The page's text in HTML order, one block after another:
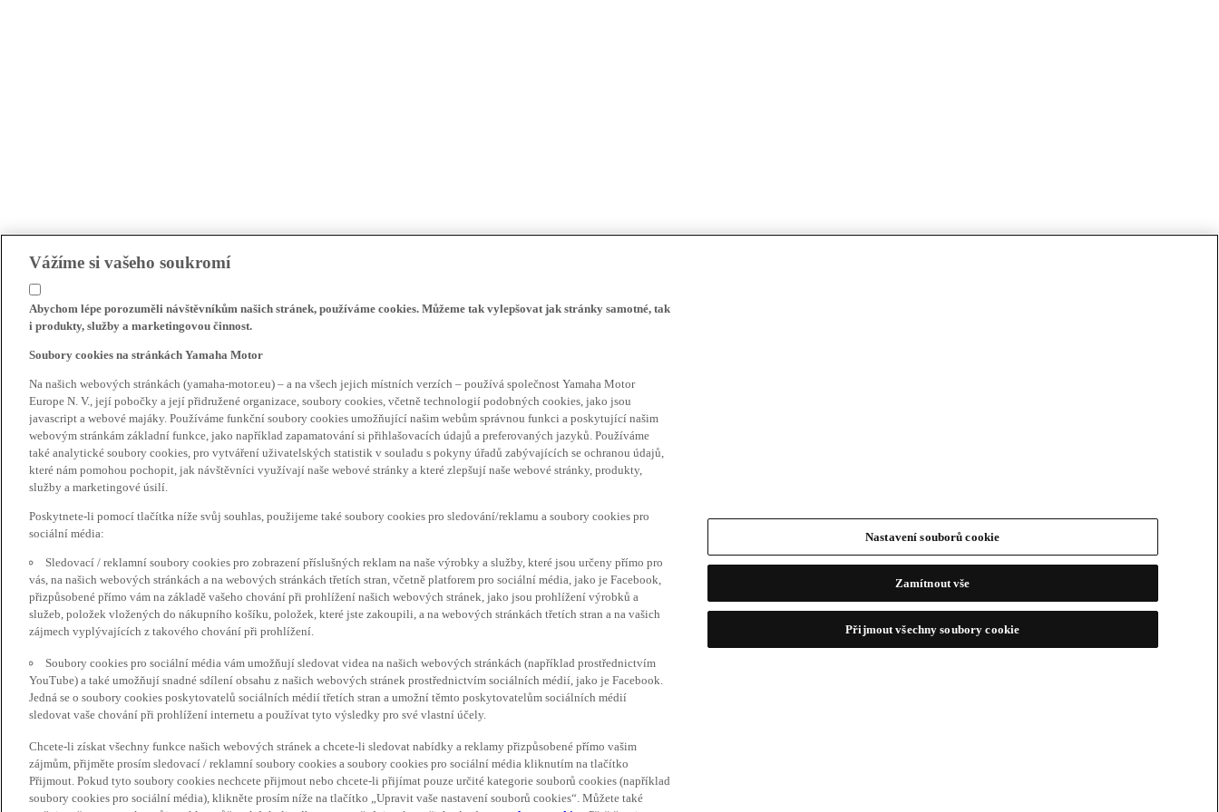
Vážíme si vašeho soukromí
Abychom lépe porozuměli návštěvníkům našich stránek, používáme cookies. Můžeme tak vylepšovat jak stránky samotné, tak
i produkty, služby a marketingovou činnost.
Soubory cookies na stránkách Yamaha Motor
Na našich webových stránkách (yamaha-motor.eu) – a na všech jejich místních verzích – používá společnost Yamaha Motor
Europe N. V., její pobočky a její přidružené organizace, soubory cookies, včetně technologií podobných cookies, jako jsou
javascript a webové majáky. Používáme funkční soubory cookies umožňující našim webům správnou funkci a poskytující našim
webovým stránkám základní funkce, jako například zapamatování si přihlašovacích údajů a preferovaných jazyků. Používáme
také analytické soubory cookies, pro vytváření uživatelských statistik v souladu s pokyny úřadů zabývajících se ochranou údajů,
které nám pomohou pochopit, jak návštěvníci využívají naše webové stránky a které zlepšují naše webové stránky, produkty,
služby a marketingové úsilí.
Poskytnete-li pomocí tlačítka níže svůj souhlas, použijeme také soubory cookies pro sledování/reklamu a soubory cookies pro
sociální média:
Sledovací / reklamní soubory cookies pro zobrazení příslušných reklam na naše výrobky a služby, které jsou určeny přímo pro
vás, na našich webových stránkách a na webových stránkách třetích stran, včetně platforem pro sociální média, jako je Facebook,
přizpůsobené přímo vám na základě vašeho chování při prohlížení našich webových stránek, jako jsou prohlížení výrobků a
služeb, položek vložených do nákupního košíku, položek, které jste zakoupili, a na webových stránkách třetích stran a na vašich
zájmech vyplývajících z takového chování při prohlížení.
Soubory cookies pro sociální média vám umožňují sledovat videa na našich webových stránkách (například prostřednictvím
YouTube) a také umožňují snadné sdílení obsahu z našich webových stránek prostřednictvím sociálních médií, jako je Facebook.
Jedná se o soubory cookies poskytovatelů sociálních médií třetích stran a umožní těmto poskytovatelům sociálních médií
sledovat vaše chování při prohlížení internetu a používat tyto výsledky pro své vlastní účely.
Chcete-li získat všechny funkce našich webových stránek a chcete-li sledovat nabídky a reklamy přizpůsobené přímo vašim
zájmům, přijměte prosím sledovací / reklamní soubory cookies a soubory cookies pro sociální média kliknutím na tlačítko
Přijmout. Pokud tyto soubory cookies nechcete přijmout nebo chcete-li přijímat pouze určité kategorie souborů cookies (například
soubory cookies pro sociální média), klikněte prosím níže na tlačítko „Upravit vaše nastavení souborů cookies“. Můžete také
Nastavení souborů cookie
Zamítnout vše
Přijmout všechny soubory cookie